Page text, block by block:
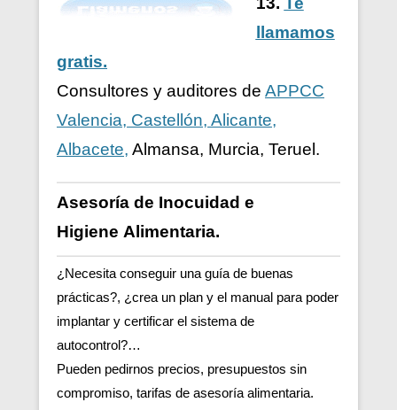
llamamos
gratis.
Consultores y auditores de APPCC
Valencia, Castellón, Alicante,
Albacete, Almansa, Murcia, Teruel.
Asesoría de Inocuidad e
Higiene Alimentaria.
¿Necesita conseguir una guía de buenas
prácticas?, ¿crea un plan y el manual para poder
implantar y certificar el sistema de
autocontrol?…
Pueden pedirnos precios, presupuestos sin
compromiso, tarifas de asesoría alimentaria.